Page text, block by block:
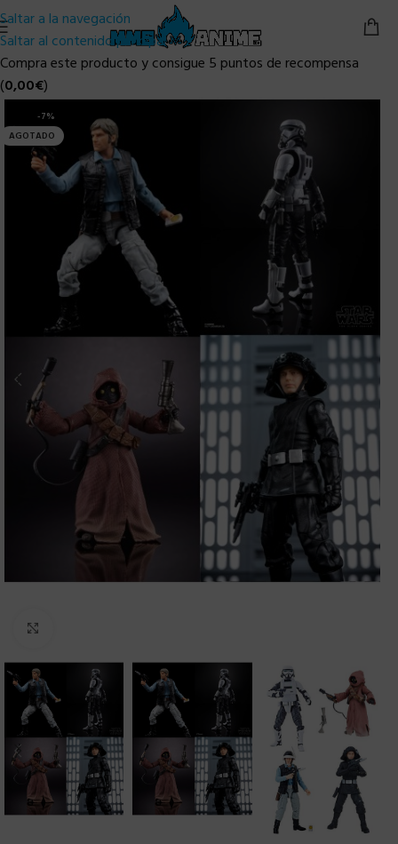
Saltar a la navegación
Saltar al contenido principal
Compra este producto y consigue 5 puntos de recompensa
(0,00€)
-7%
AGOTADO